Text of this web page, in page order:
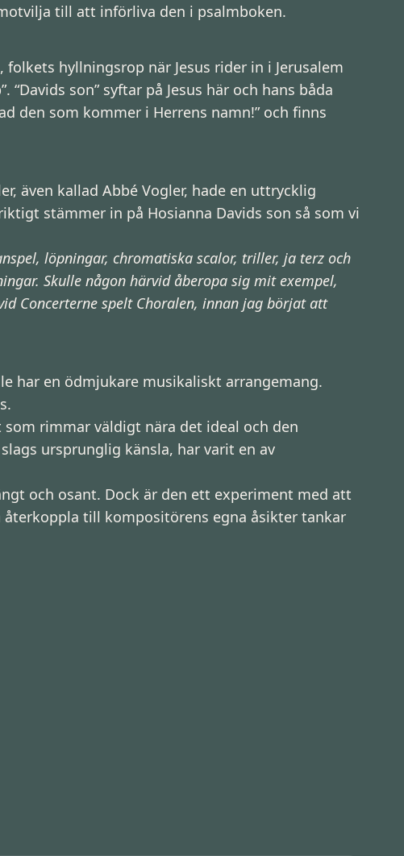
till att införliva den i psalmboken.
hyllningsrop när Jesus rider in i Jerusalem
son” syftar på Jesus här och hans båda
den som kommer i Herrens namn!” och finns
även kallad Abbé Vogler, hade en uttrycklig
stämmer in på Hosianna Davids son så som vi
löpningar, chromatiska scalor, triller, ja terz och
Skulle någon härvid åberopa sig mit exempel,
Concerterne spelt Choralen, innan jag börjat att
har en ödmjukare musikaliskt arrangemang.
rimmar väldigt nära det ideal och den
ursprunglig känsla, har varit en av
och osant. Dock är den ett experiment med att
till kompositörens egna åsikter tankar